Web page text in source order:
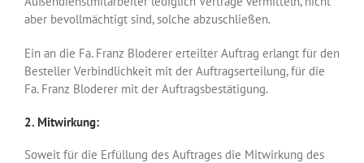
aber bevollmächtigt sind, solche abzuschließen.
Ein an die Fa. Franz Bloderer erteilter Auftrag erlangt für den
Besteller Verbindlichkeit mit der Auftragserteilung, für die
Fa. Franz Bloderer mit der Auftragsbestätigung.
2. Mitwirkung:
Soweit für die Erfüllung des Auftrages die Mitwirkung des